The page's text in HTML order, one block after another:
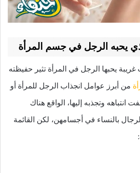
يحبه الرجل في جسم المرأة
يحبها الرجل في المرأة تثير حفيظته
من أبرز عوامل انجذاب الرجل للمرأة أو
انتباهه وتجذبه إليها، الواقع هناك
بالنساء في أجسامهن، لكن القائمة